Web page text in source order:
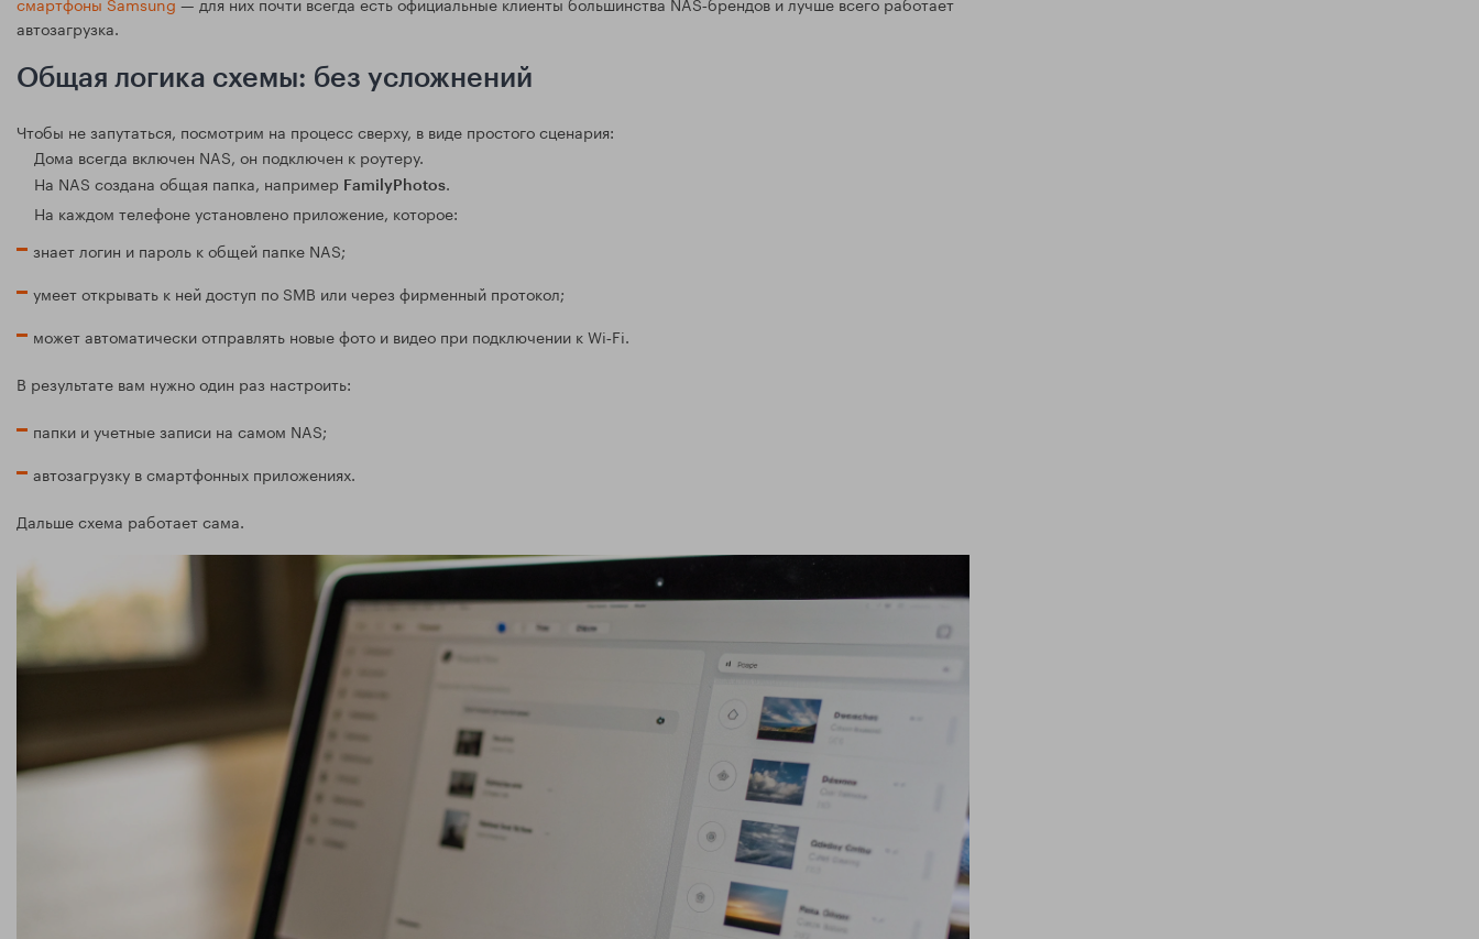
автозагрузка.
Общая логика схемы: без усложнений
Чтобы не запутаться, посмотрим на процесс сверху, в виде простого сценария:
Дома всегда включен NAS, он подключен к роутеру.
На NAS создана общая папка, например FamilyPhotos.
На каждом телефоне установлено приложение, которое:
знает логин и пароль к общей папке NAS;
умеет открывать к ней доступ по SMB или через фирменный протокол;
может автоматически отправлять новые фото и видео при подключении к Wi‑Fi.
В результате вам нужно один раз настроить:
папки и учетные записи на самом NAS;
автозагрузку в смартфонных приложениях.
Дальше схема работает сама.